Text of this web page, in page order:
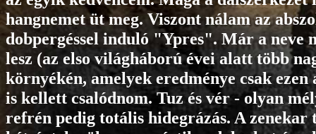
hangnemet üt meg. Viszont nálam az
dobpergéssel induló "Ypres". Már a neve
lesz (az elso világháború évei alatt több
környékén, amelyek eredménye csak
is kellett csalódnom. Tuz és vér - olyan
refrén pedig totális hidegrázás. A